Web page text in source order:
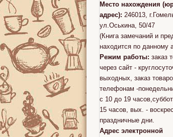
Место нахождения
адрес): 246013,
ул.Оськина, 50/47
(Книга замечаний и
находится по данному
Режим работы: заказ
через сайт -
выходных, заказ
телефонам -
с 10 до 19
15 часов, вых. -
праздничные дни.
Адрес электронной